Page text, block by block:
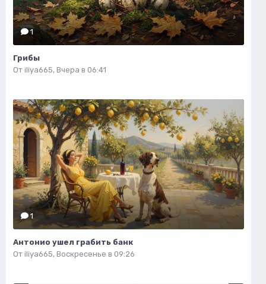
1
Грибы
От iliya665, Вчера в 06:41
1
Антонио ушел грабить банк
От iliya665, Воскресенье в 09:26